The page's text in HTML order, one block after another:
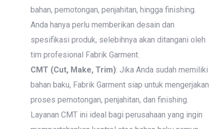
bahan, pemotongan, penjahitan, hingga finishing.
Anda hanya perlu memberikan desain dan
spesifikasi produk, selebihnya akan ditangani oleh
tim profesional Fabrik Garment.
CMT (Cut, Make, Trim): Jika Anda sudah memiliki
bahan baku, Fabrik Garment siap untuk mengerjakan
proses pemotongan, penjahitan, dan finishing.
Layanan CMT ini ideal bagi perusahaan yang ingin